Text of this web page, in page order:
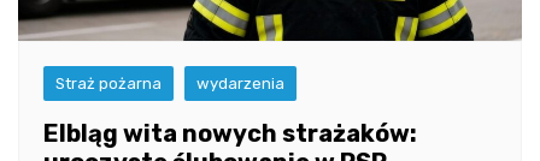
Straż pożarna wydarzenia
Elbląg wita nowych strażaków: